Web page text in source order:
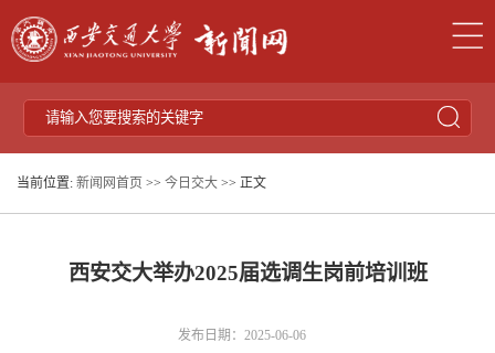
当前位置: 新闻网首页 >> 今日交大 >> 正文
西安交大举办2025届选调生岗前培训班
发布日期：2025-06-06